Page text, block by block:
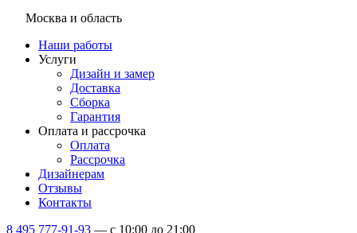
Москва и область
Наши работы
Услуги
Дизайн и замер
Доставка
Сборка
Гарантия
Оплата и рассрочка
Оплата
Рассрочка
Дизайнерам
Отзывы
Контакты
8 495 777-91-93 — c 10:00 до 21:00